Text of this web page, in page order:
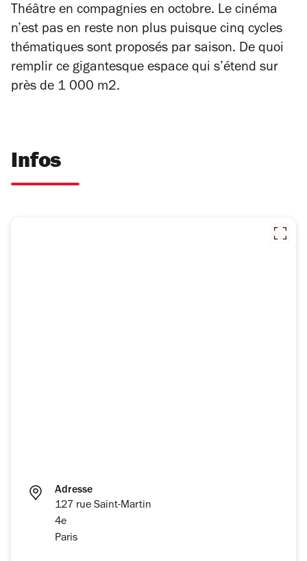
Théâtre en compagnies en octobre. Le cinéma
n’est pas en reste non plus puisque cinq cycles
thématiques sont proposés par saison. De quoi
remplir ce gigantesque espace qui s’étend sur
près de 1 000 m2.
Infos
Adresse
127 rue Saint-Martin
4e
Paris